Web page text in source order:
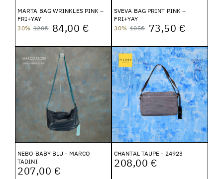
MARTA BAG WRINKLES PINK –
FRI+YAY
30% 120€ 84,00 €
SVEVA BAG PRINT PINK –
FRI+YAY
30% 105€ 73,50 €
NEBO BABY BLU - MARCO
TADINI
207,00 €
CHANTAL TAUPE - 24923
208,00 €